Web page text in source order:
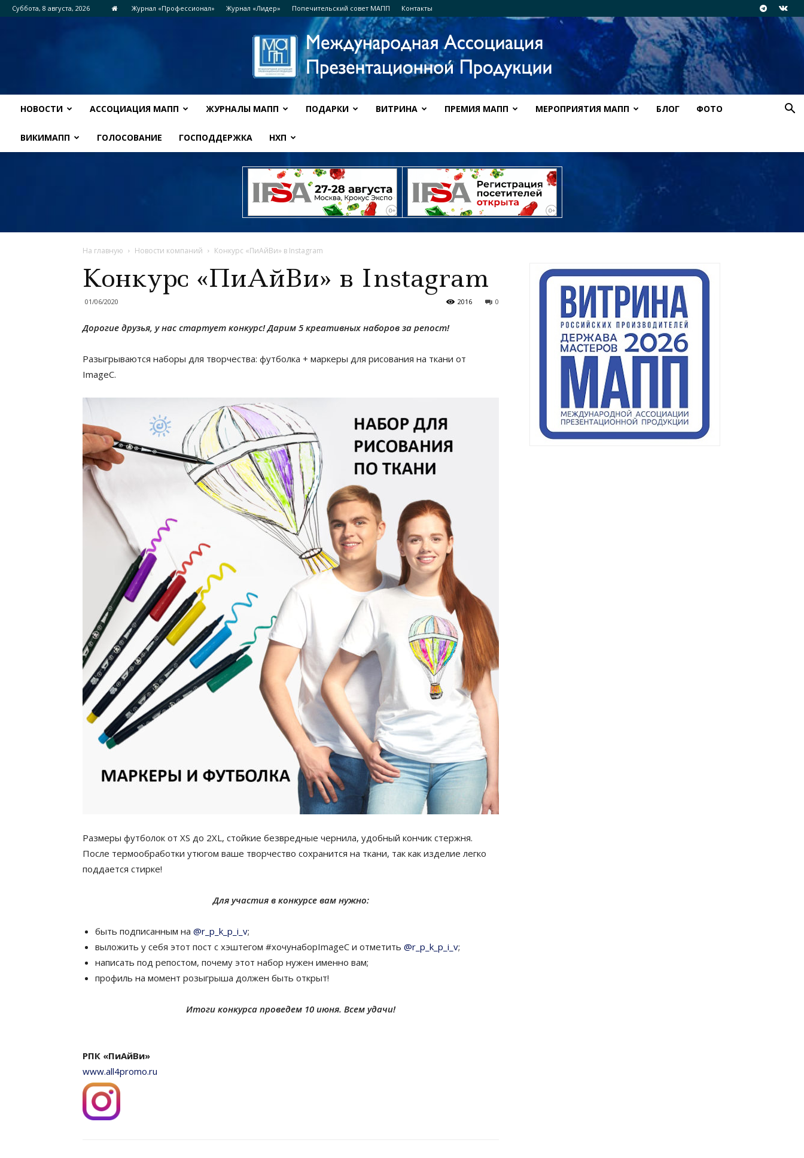
Суббота, 8 августа, 2026 Журнал «Профессионал» Журнал «Лидер» Попечительский совет МАПП Контакты
НОВОСТИ АССОЦИАЦИЯ МАПП ЖУРНАЛЫ МАПП ПОДАРКИ ВИТРИНА ПРЕМИЯ МАПП МЕРОПРИЯТИЯ МАПП БЛОГ ФОТО
ВИКИМАПП ГОЛОСОВАНИЕ ГОСПОДДЕРЖКА НХП
На главную Новости компаний Конкурс «ПиАйВи» в Instagram
Конкурс «ПиАйВи» в Instagram
01/06/2020 0
2016
Дорогие друзья, у нас стартует конкурс! Дарим 5 креативных наборов за репост!
Разыгрываются наборы для творчества: футболка + маркеры для рисования на ткани от
ImageC.
Размеры футболок от XS до 2XL, стойкие безвредные чернила, удобный кончик стержня.
После термообработки утюгом ваше творчество сохранится на ткани, так как изделие легко
поддается стирке!
Для участия в конкурсе вам нужно:
быть подписанным на @r_p_k_p_i_v;
выложить у себя этот пост с хэштегом #хочунаборImageC и отметить @r_p_k_p_i_v;
написать под репостом, почему этот набор нужен именно вам;
профиль на момент розыгрыша должен быть открыт!
Итоги конкурса проведем 10 июня. Всем удачи!
РПК «ПиАйВи»
www.all4promo.ru